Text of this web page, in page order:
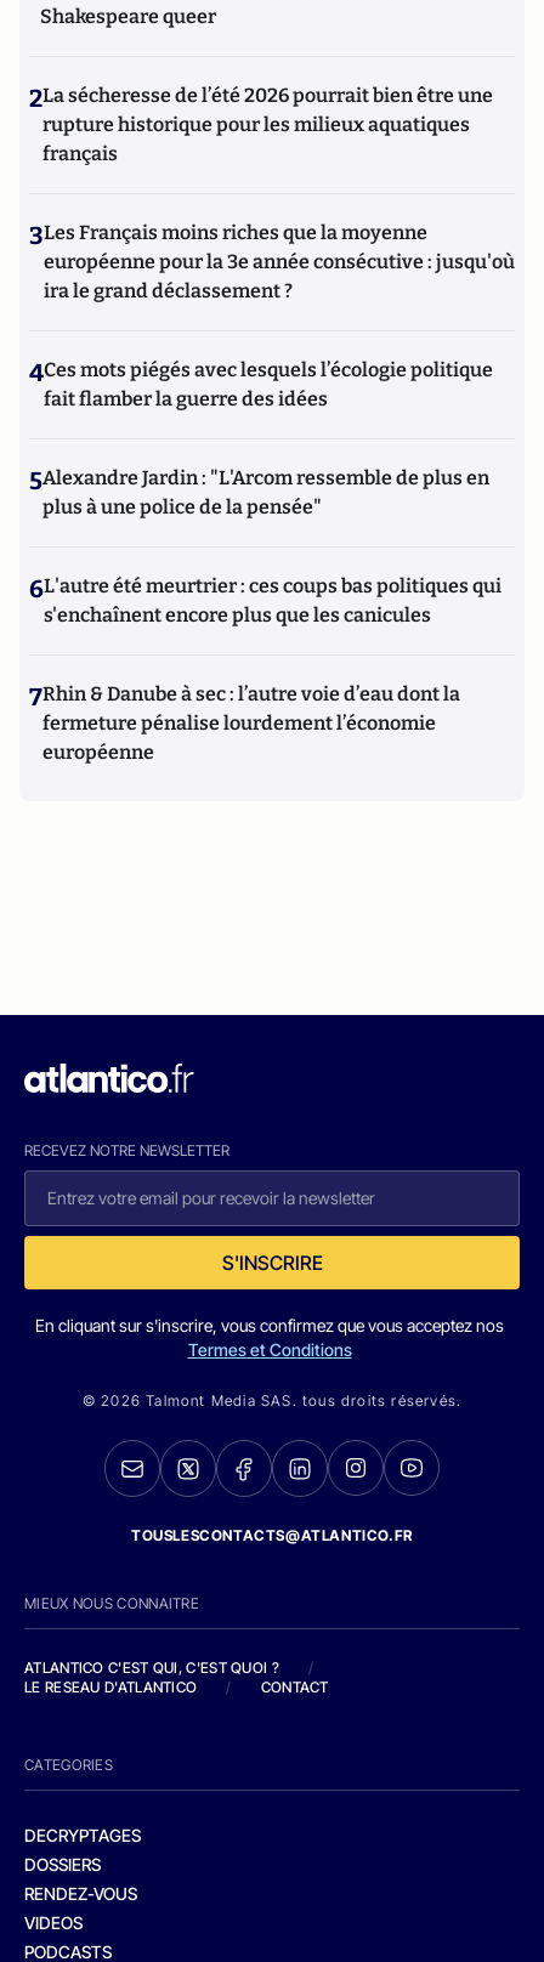
Shakespeare queer
2La sécheresse de l’été 2026 pourrait bien être une
rupture historique pour les milieux aquatiques
français
3Les Français moins riches que la moyenne
européenne pour la 3e année consécutive : jusqu'où
ira le grand déclassement ?
4Ces mots piégés avec lesquels l’écologie politique
fait flamber la guerre des idées
5Alexandre Jardin : "L'Arcom ressemble de plus en
plus à une police de la pensée"
6L'autre été meurtrier : ces coups bas politiques qui
s'enchaînent encore plus que les canicules
7Rhin & Danube à sec : l’autre voie d’eau dont la
fermeture pénalise lourdement l’économie
européenne
RECEVEZ NOTRE NEWSLETTER
S'INSCRIRE
En cliquant sur s'inscrire, vous confirmez que vous acceptez nos
Termes et Conditions
© 2026 Talmont Media SAS. tous droits réservés.
TOUSLESCONTACTS@ATLANTICO.FR
MIEUX NOUS CONNAITRE
ATLANTICO C'EST QUI, C'EST QUOI ?
/
LE RESEAU D'ATLANTICO
/ CONTACT
CATEGORIES
DECRYPTAGES
DOSSIERS
RENDEZ-VOUS
VIDEOS
PODCASTS